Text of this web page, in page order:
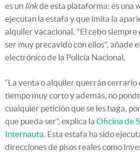
es un linkde esta plataforma: es una
ejecutan la estafa y que imita la
alquiler vacacional. "El cebo siempre
ser muy precavido con ellos", añade
electrónico de la Policía Nacional.
“La venta o alquiler querrán cerrarlo
tiempo muy corto y además, no
cualquier petición que se les haga,
que pueda ser”, explica la Oficina de
Internauta . Esta estafa ha sido
direcciones de pisos reales como